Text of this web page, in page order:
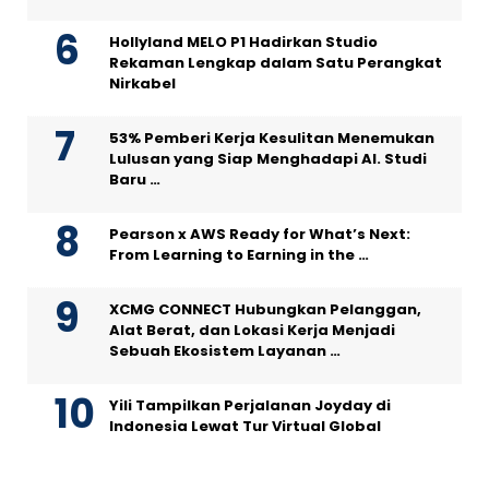
Hollyland MELO P1 Hadirkan Studio
Rekaman Lengkap dalam Satu Perangkat
Nirkabel
53% Pemberi Kerja Kesulitan Menemukan
Lulusan yang Siap Menghadapi AI. Studi
Baru …
Pearson x AWS Ready for What’s Next:
From Learning to Earning in the …
XCMG CONNECT Hubungkan Pelanggan,
Alat Berat, dan Lokasi Kerja Menjadi
Sebuah Ekosistem Layanan …
Yili Tampilkan Perjalanan Joyday di
Indonesia Lewat Tur Virtual Global